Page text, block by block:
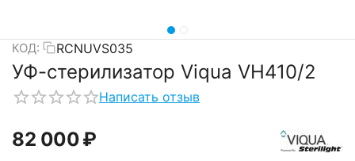
КОД: RCNUVS035
УФ-стерилизатор Viqua VH410/2
Написать отзыв
82 000₽